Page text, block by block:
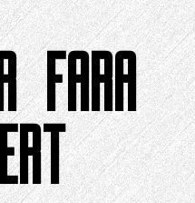
FARA